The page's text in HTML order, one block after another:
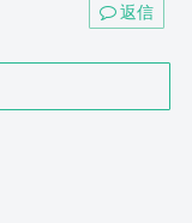
返信